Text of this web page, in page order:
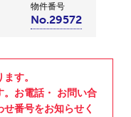
物件番号
No.29572
す。
。お電話・ お問い合
番号をお知らせく